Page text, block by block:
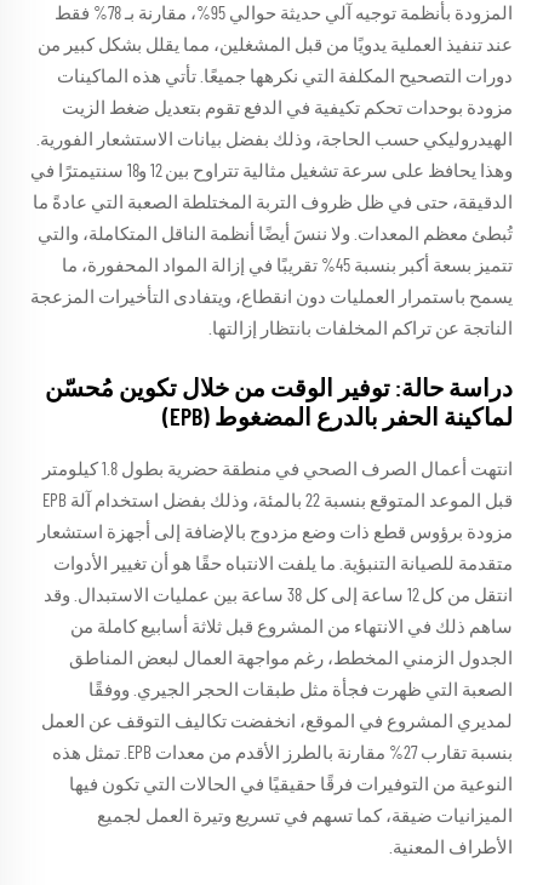
المزودة بأنظمة توجيه آلي حديثة حوالي 95%، مقارنة بـ 78% فقط
عند تنفيذ العملية يدويًا من قبل المشغلين، مما يقلل بشكل كبير من
دورات التصحيح المكلفة التي نكرهها جميعًا. تأتي هذه الماكينات
مزودة بوحدات تحكم تكيفية في الدفع تقوم بتعديل ضغط الزيت
الهيدروليكي حسب الحاجة، وذلك بفضل بيانات الاستشعار الفورية.
وهذا يحافظ على سرعة تشغيل مثالية تتراوح بين 12 و18 سنتيمترًا في
الدقيقة، حتى في ظل ظروف التربة المختلطة الصعبة التي عادةً ما
تُبطئ معظم المعدات. ولا ننسَ أيضًا أنظمة الناقل المتكاملة، والتي
تتميز بسعة أكبر بنسبة 45% تقريبًا في إزالة المواد المحفورة، ما
يسمح باستمرار العمليات دون انقطاع، ويتفادى التأخيرات المزعجة
الناتجة عن تراكم المخلفات بانتظار إزالتها.
دراسة حالة: توفير الوقت من خلال تكوين مُحسّن
لماكينة الحفر بالدرع المضغوط (EPB)
انتهت أعمال الصرف الصحي في منطقة حضرية بطول 1.8 كيلومتر
قبل الموعد المتوقع بنسبة 22 بالمئة، وذلك بفضل استخدام آلة EPB
مزودة برؤوس قطع ذات وضع مزدوج بالإضافة إلى أجهزة استشعار
متقدمة للصيانة التنبؤية. ما يلفت الانتباه حقًا هو أن تغيير الأدوات
انتقل من كل 12 ساعة إلى كل 38 ساعة بين عمليات الاستبدال. وقد
ساهم ذلك في الانتهاء من المشروع قبل ثلاثة أسابيع كاملة من
الجدول الزمني المخطط، رغم مواجهة العمال لبعض المناطق
الصعبة التي ظهرت فجأة مثل طبقات الحجر الجيري. ووفقًا
لمديري المشروع في الموقع، انخفضت تكاليف التوقف عن العمل
بنسبة تقارب 27% مقارنة بالطرز الأقدم من معدات EPB. تمثل هذه
النوعية من التوفيرات فرقًا حقيقيًا في الحالات التي تكون فيها
الميزانيات ضيقة، كما تسهم في تسريع وتيرة العمل لجميع
الأطراف المعنية.